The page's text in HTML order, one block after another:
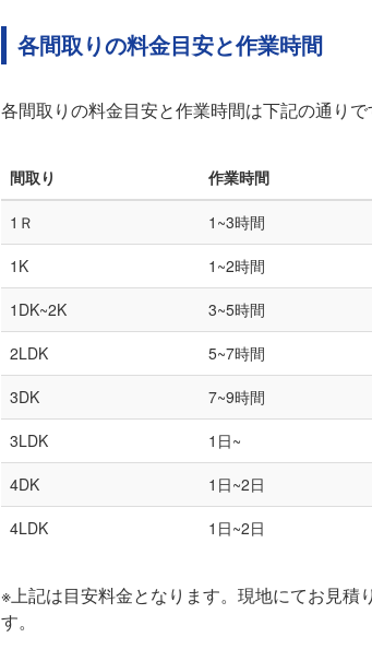
各間取りの料金目安と作業時間
各間取りの料金目安と作業時間は下記の通りで
間取り 作業時間
1Ｒ 1~3時間
1K
1~2時間
1DK~2K
3~5時間
2LDK
5~7時間
3DK
7~9時間
3LDK
1日~
4DK
1日~2日
4LDK
1日~2日
※上記は目安料金となります。現地にてお見積
す。